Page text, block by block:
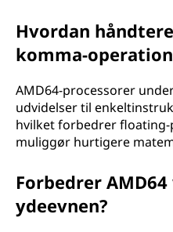
Hvordan
komma-
AMD64-processorer
udvidelser til
hvilket forbedrer
muliggør hurtigere
Forbedrer
ydeevnen?